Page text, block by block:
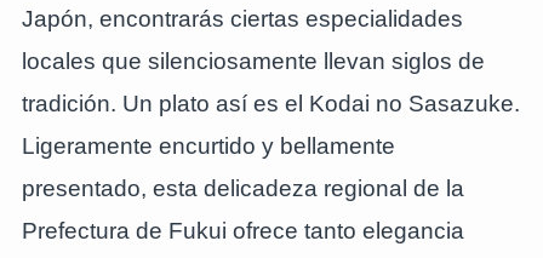
Japón, encontrarás ciertas especialidades
locales que silenciosamente llevan siglos de
tradición. Un plato así es el Kodai no Sasazuke.
Ligeramente encurtido y bellamente
presentado, esta delicadeza regional de la
Prefectura de Fukui ofrece tanto elegancia